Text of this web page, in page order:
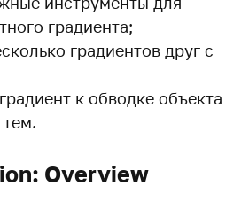
градиента;
градиентов друг с
к обводке объекта
Overview